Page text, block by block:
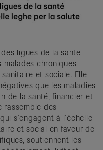
ligues de la santé
chroniques
et sociale. Elle
que les maladies
de la santé, financier et
rassemble des
s’engagent à l’échelle
et social en faveur de
soutiennent les